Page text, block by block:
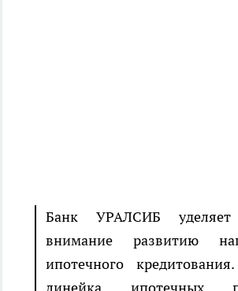
Банк УРАЛСИБ уделяет
внимание развитию
ипотечного